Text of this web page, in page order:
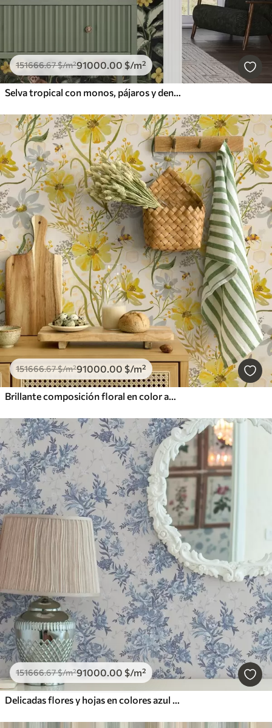
151666.67$/m²91000.00 $/m²
Selva tropical con monos, pájaros y denso follaje
151666.67$/m²91000.00 $/m²
Brillante composición floral en color amarillo
151666.67$/m²91000.00 $/m²
Delicadas flores y hojas en colores azul y celeste sobre fondo claro